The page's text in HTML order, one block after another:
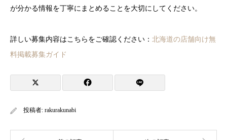
が分かる情報を丁寧にまとめることを大切にしてください。
詳しい募集内容はこちらをご確認ください： 北海道の店舗向け無
料掲載募集ガイド
投稿者: rakurakunabi